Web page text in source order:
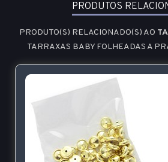
PRODUTOS
PRODUTO(S) RELACIONADO(S) AO
TARRAXAS BABY FOLHEADAS A